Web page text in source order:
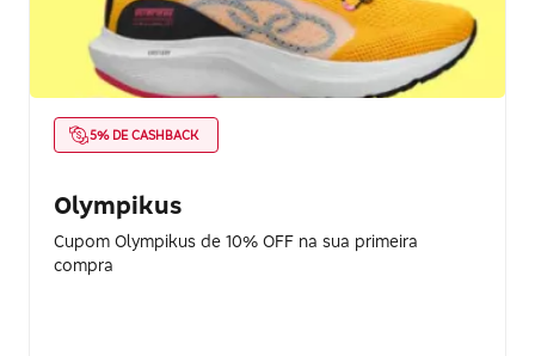
5% DE CASHBACK
Olympikus
Cupom Olympikus de 10% OFF na sua primeira
compra